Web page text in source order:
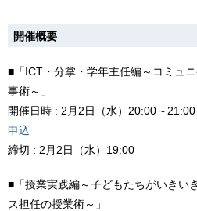
開催概要
■「ICT・分掌・学年主任編～コミュ
事術～」
開催日時 : 2月2日（水）20:00～21:00
申込
締切 : 2月2日（水）19:00
■「授業実践編～子どもたちがいきい
ス担任の授業術～」